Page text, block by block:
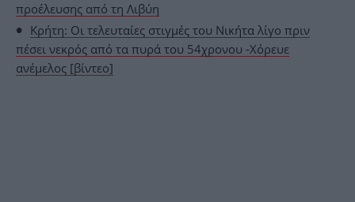
προέλευσης από τη Λιβύη
Κρήτη: Οι τελευταίες στιγμές του Νικήτα λίγο πριν
πέσει νεκρός από τα πυρά του 54χρονου -Χόρευε
ανέμελος [βίντεο]